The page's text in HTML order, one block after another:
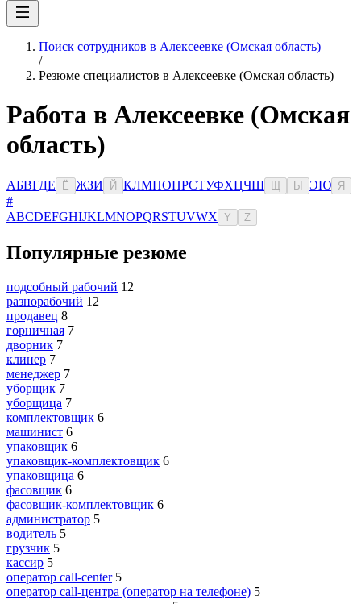
Поиск сотрудников в Алексеевке (Омская область)
/
Резюме специалистов в Алексеевке (Омская область)
Работа в Алексеевке (Омская
область)
АБВГДЕ Ё ЖЗИ Й КЛМНОПРСТУФХЦЧШ Ы ЭЮ Я
#
ABCDEFGHIJKLMNOPQRSTUVWX Y Z
Популярные резюме
подсобный рабочий 12
разнорабочий 12
продавец 8
горничная 7
дворник 7
клинер 7
менеджер 7
уборщик 7
уборщица 7
комплектовщик 6
машинист 6
упаковщик 6
упаковщик-комплектовщик 6
упаковщица 6
фасовщик 6
фасовщик-комплектовщик 6
администратор 5
водитель 5
грузчик 5
кассир 5
оператор call-center 5
оператор call-центра (оператор на телефоне) 5